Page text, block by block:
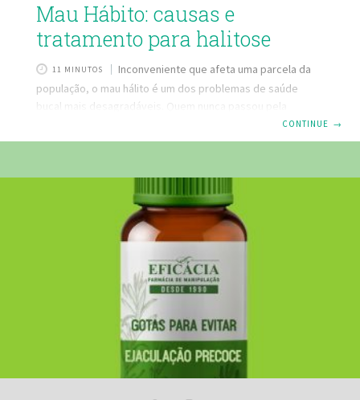
Mau Hábito: causas e
tratamento para halitose
11 MINUTOS
Inconveniente que afeta uma parcela da
população, o mau hálito é um dos problemas de saúde
bucal mais desagradáveis. Quem nunca passou pela
constrangedora situação de perceber o mau hálito de outra
pessoa durante uma conversa? Pois é, além do
possuem halitose e por isso nada fazem para melhor.
Neste artigo, vamos explorar alguns temas sobre mau
hálito, como: A fórmula para mau hálito da Farmácia Eficácia
Aprenda como usar o Spray para o mau hálito Como saber
CONTINUE →